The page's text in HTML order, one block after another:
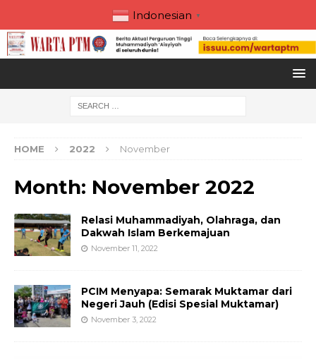
Indonesian ▼
HOME 2022 November
Month: November 2022
Relasi Muhammadiyah, Olahraga, dan
Dakwah Islam Berkemajuan
November 11, 2022
PCIM Menyapa: Semarak Muktamar dari
Negeri Jauh (Edisi Spesial Muktamar)
November 3, 2022